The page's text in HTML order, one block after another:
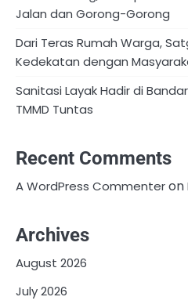
Jalan dan Gorong-Gorong
Dari Teras Rumah Warga,
Kedekatan dengan
Sanitasi Layak Hadir di
TMMD Tuntas
Recent Comments
A WordPress Commenteron
Archives
August 2026
July 2026